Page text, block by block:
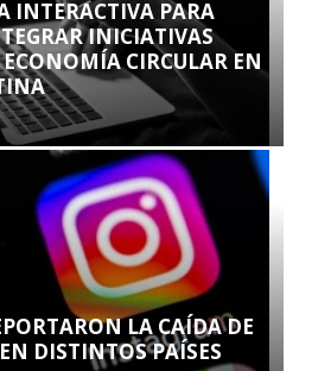
INTERACTIVA PARA
INICIATIVAS
CIRCULAR EN
LA CAÍDA DE
DISTINTOS PAÍSES